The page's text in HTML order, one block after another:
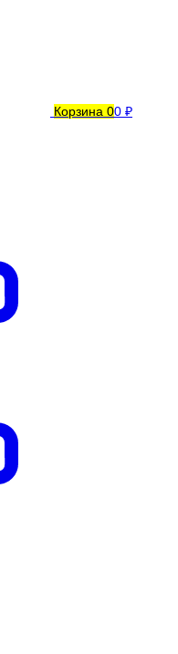
Корзина 00 ₽